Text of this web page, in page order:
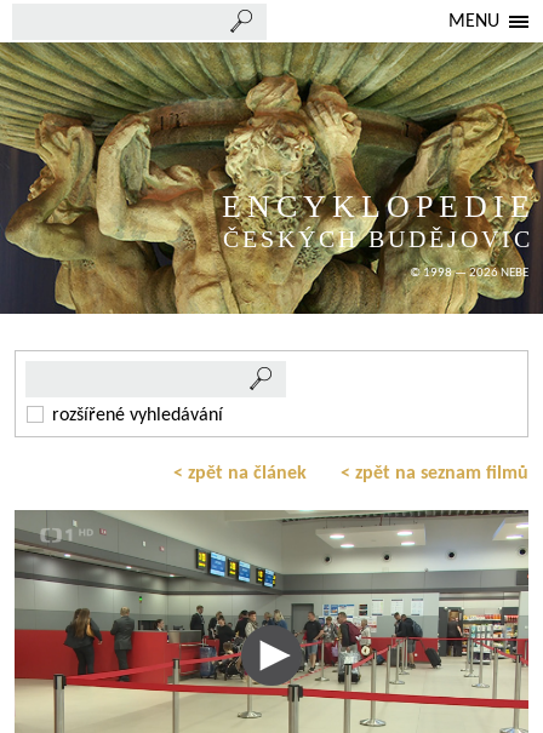
MENU
ENCYKLOPEDIE
ČESKÝCH BUDĚJOVIC
© 1998 — 2026 NEBE
rozšířené vyhledávání
< zpět na článek < zpět na seznam filmů